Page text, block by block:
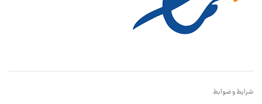
شرایط و ضوابط